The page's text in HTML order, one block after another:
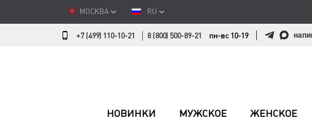
МОСКВА RU
+7 (499) 110-10-21 8 (800) 500-89-21 пн-вс 10-19
НОВИНКИ МУЖСКОЕ ЖЕНСКОЕ